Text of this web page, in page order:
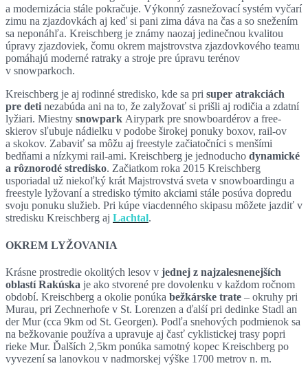
a modernizácia stále pokračuje. Výkonný zasnežovací systém vyčarí
zimu na zjazdovkách aj keď si pani zima dáva na čas a so snežením
sa neponáhľa. Kreischberg je známy naozaj jedinečnou kvalitou
úpravy zjazdoviek, čomu okrem majstrovstva zjazdovkového teamu
pomáhajú moderné ratraky a stroje pre úpravu terénov
v snowparkoch.
Kreischberg je aj rodinné stredisko, kde sa pri super atrakciách
pre deti nezabúda ani na to, že zalyžovať si prišli aj rodičia a zdatní
lyžiari. Miestny snowpark Airypark pre snowboardérov a free-
skierov sľubuje nádielku v podobe širokej ponuky boxov, rail-ov
a skokov. Zabaviť sa môžu aj freestyle začiatočníci s menšími
bedňami a nízkymi rail-ami. Kreischberg je jednoducho dynamické
a rôznorodé stredisko. Začiatkom roka 2015 Kreischberg
usporiadal už niekoľký krát Majstrovstvá sveta v snowboardingu a
freestyle lyžovaní a stredisko týmito akciami stále posúva dopredu
svoju ponuku služieb. Pri kúpe viacdenného skipasu môžete jazdiť v
stredisku Kreischberg aj Lachtal.
OKREM LYŽOVANIA
Krásne prostredie okolitých lesov v jednej z najzalesnenejších
oblastí Rakúska je ako stvorené pre dovolenku v každom ročnom
období. Kreischberg a okolie ponúka bežkárske trate – okruhy pri
Murau, pri Zechnerhofe v St. Lorenzen a ďalśí pri dedinke Stadl an
der Mur (cca 9km od St. Georgen). Podľa snehových podmienok sa
na bežkovanie používa a upravuje aj časť cyklistickej trasy popri
rieke Mur. Ďalších 2,5km ponúka samotný kopec Kreischberg po
vyvezení sa lanovkou v nadmorskej výške 1700 metrov n. m.